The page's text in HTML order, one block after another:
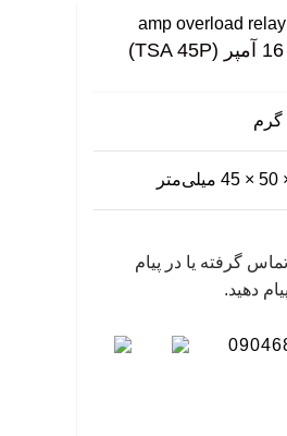
گرفته یا در پیام
دهید.